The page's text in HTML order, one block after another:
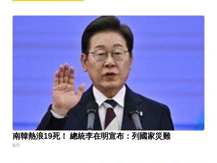
南韓熱浪19死！ 總統李在明宣布：列國家災難
8/5